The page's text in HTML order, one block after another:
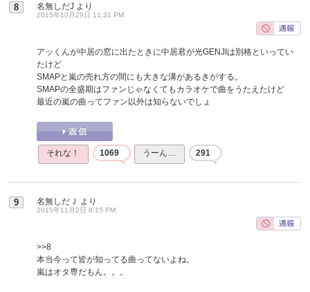
8 名無しだJ より
2015年10月29日 11:31 PM
アッくんが中居の窓に出たときに中居君が光GENJIは別格といってい
たけど
SMAPと嵐の売れ方の間にも大きな溝があるきがする。
SMAPの全盛期はファンじゃなくてもカラオケで曲をうたえたけど
最近の嵐の曲ってファン以外は知らないでしょ
それな！ 1069 うーん… 291
9 名無しだＪ より
2015年11月2日 8:15 PM
>>8
本当今って皆が知ってる曲ってないよね。
嵐はオタ専だもん。。。